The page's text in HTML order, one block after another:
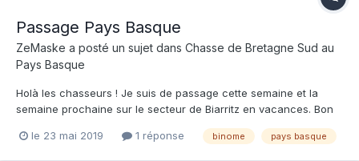
Passage Pays Basque
ZeMaske a posté un sujet dans Chasse de Bretagne Sud au
Pays Basque
Holà les chasseurs ! Je suis de passage cette semaine et la
semaine prochaine sur le secteur de Biarritz en vacances. Bon
faire avec ? Je débute en chasse sous marine et je me
le 23 mai 2019 1 réponse binome pays basque